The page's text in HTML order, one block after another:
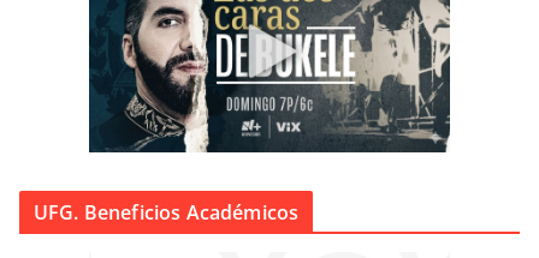
UFG. Beneficios Académicos